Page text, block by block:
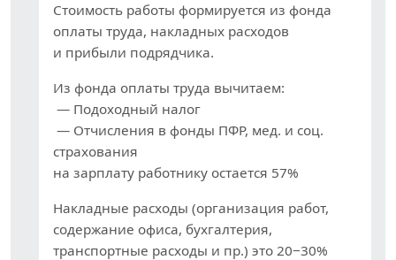
Стоимость работы формируется из фонда
оплаты труда, накладных расходов
и прибыли подрядчика.
Из фонда оплаты труда вычитаем:
— Подоходный налог
— Отчисления в фонды ПФР, мед. и соц.
страхования
на зарплату работнику остается 57%
Накладные расходы (организация работ,
содержание офиса, бухгалтерия,
транспортные расходы и пр.) это 20−30%